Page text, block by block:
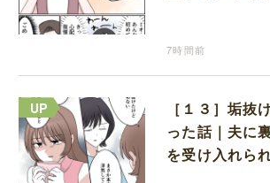
と怯えて泣く
7時間前
［１３］垢抜
った話｜夫に
を受け入れら
ことが関係し